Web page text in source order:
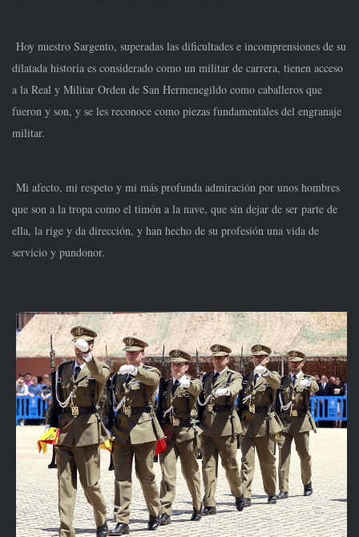
Hoy nuestro Sargento, superadas las dificultades e incomprensiones de su
dilatada historia es considerado como un militar de carrera, tienen acceso
a la Real y Militar Orden de San Hermenegildo como caballeros que
fueron y son, y se les reconoce como piezas fundamentales del engranaje
militar.
Mi afecto, mi respeto y mi más profunda admiración por unos hombres
que son a la tropa como el timón a la nave, que sin dejar de ser parte de
ella, la rige y da dirección, y han hecho de su profesión una vida de
servicio y pundonor.